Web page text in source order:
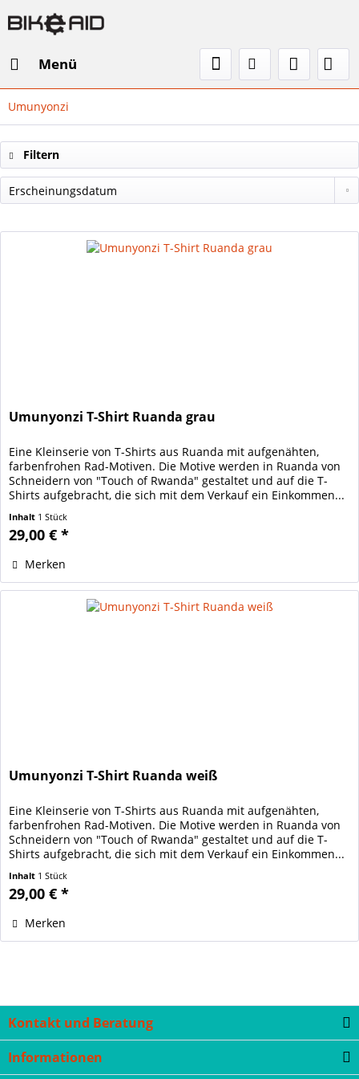
Menü
Umunyonzi
Filtern
Umunyonzi T-Shirt Ruanda grau
Eine Kleinserie von T-Shirts aus Ruanda mit aufgenähten,
farbenfrohen Rad-Motiven. Die Motive werden in Ruanda von
Schneidern von "Touch of Rwanda" gestaltet und auf die T-
Shirts aufgebracht, die sich mit dem Verkauf ein Einkommen...
Inhalt 1 Stück
29,00 € *
Merken
Umunyonzi T-Shirt Ruanda weiß
Eine Kleinserie von T-Shirts aus Ruanda mit aufgenähten,
farbenfrohen Rad-Motiven. Die Motive werden in Ruanda von
Schneidern von "Touch of Rwanda" gestaltet und auf die T-
Shirts aufgebracht, die sich mit dem Verkauf ein Einkommen...
Inhalt 1 Stück
29,00 € *
Merken
Kontakt und Beratung
Informationen